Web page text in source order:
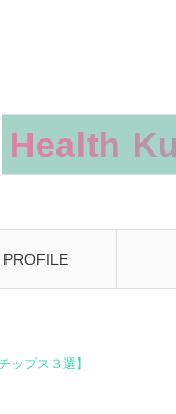
PROFILE
ップス３選】